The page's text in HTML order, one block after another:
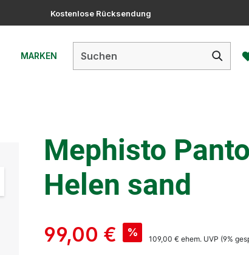
Kostenlose Rücksendung
MARKEN
Mephisto
Helen sand
99,00 € %
109,00 € ehem. UVP (9%